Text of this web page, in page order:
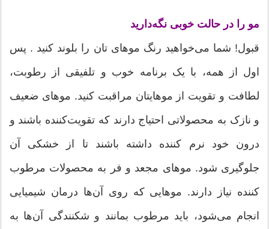
مو را در حالت خوبی نگه‌دارید
قبول! شما می‌خواهید رنگ موهای تان را بلوند کنید . پس
اول‌ از همه، با یک برنامه خوب و تلفیقی از رطوبت،
لطافت و تقویت از موهایتان مراقبت کنید. موهای ضعیف
و نازک به محصولاتی احتیاج دارند که تقویت‌کننده باشند و
درون خود نرم‌ کننده داشته باشند تا از خشکی آن
جلوگیری شود. موهای مجعد و فر به محصولات مرطوب‌
کننده نیاز دارند. موهایی که روی آن‌ها درمان شیمیایی
انجام می‌شود، باید مرطوب بمانند و شکنندگی آن‌ها به‌